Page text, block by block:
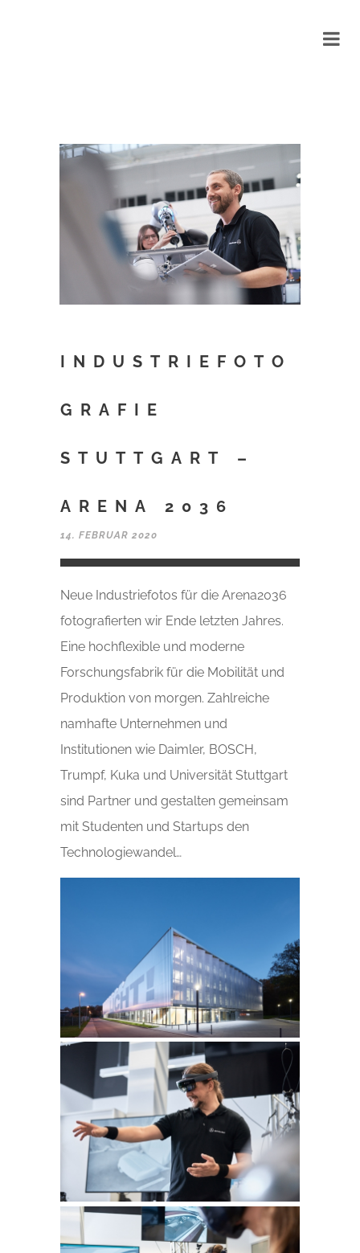
INDUSTRIEFOTO
GRAFIE
STUTTGART –
ARENA 2036
14. FEBRUAR 2020
Neue Industriefotos für die Arena2036
fotografierten wir Ende letzten Jahres.
Eine hochflexible und moderne
Forschungsfabrik für die Mobilität und
Produktion von morgen. Zahlreiche
namhafte Unternehmen und
Institutionen wie Daimler, BOSCH,
Trumpf, Kuka und Universität Stuttgart
sind Partner und gestalten gemeinsam
mit Studenten und Startups den
Technologiewandel…